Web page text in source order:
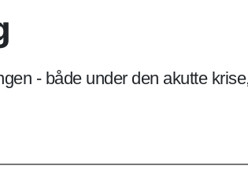
- både under den akutte